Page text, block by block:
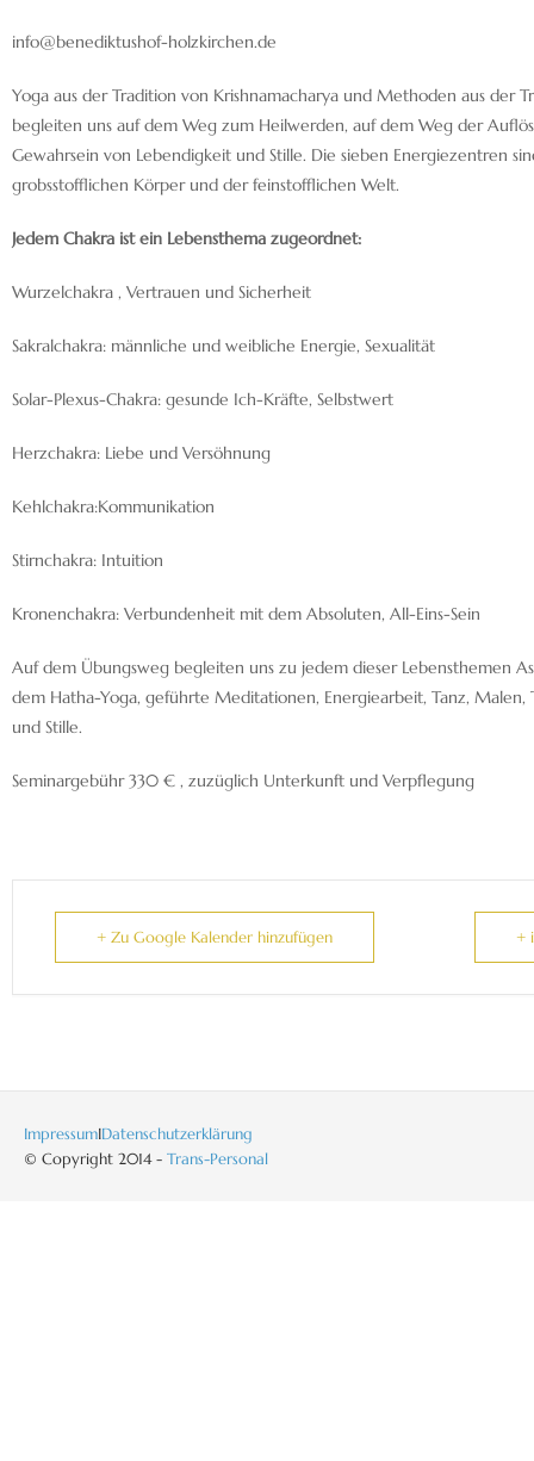
info@benediktushof-holzkirchen.de
Yoga aus der Tradition von Krishnamacharya und Methoden aus der
begleiten uns auf dem Weg zum Heilwerden, auf dem Weg der
Gewahrsein von Lebendigkeit und Stille. Die sieben Energiezentren
grobsstofflichen Körper und der feinstofflichen Welt.
Jedem Chakra ist ein Lebensthema zugeordnet:
Wurzelchakra , Vertrauen und Sicherheit
Sakralchakra: männliche und weibliche Energie, Sexualität
Solar-Plexus-Chakra: gesunde Ich-Kräfte, Selbstwert
Herzchakra: Liebe und Versöhnung
Kehlchakra:Kommunikation
Stirnchakra: Intuition
Kronenchakra: Verbundenheit mit dem Absoluten, All-Eins-Sein
Auf dem Übungsweg begleiten uns zu jedem dieser Lebensthemen
dem Hatha-Yoga, geführte Meditationen, Energiearbeit, Tanz, Malen,
und Stille.
Seminargebühr 330 € , zuzüglich Unterkunft und Verpflegung
+ Zu Google Kalender hinzufügen +
ImpressumIDatenschutzerklärung
© Copyright 2014 - Trans-Personal